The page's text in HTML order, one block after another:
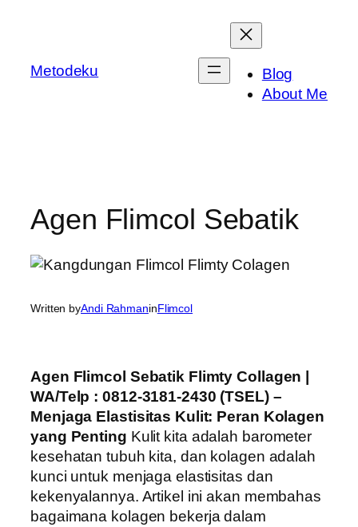
Metodeku
Blog
About Me
Agen Flimcol Sebatik
Written byAndi RahmaninFlimcol
Agen Flimcol Sebatik Flimty Collagen |
WA/Telp : 0812-3181-2430 (TSEL) –
Menjaga Elastisitas Kulit: Peran Kolagen
yang Penting Kulit kita adalah barometer
kesehatan tubuh kita, dan kolagen adalah
kunci untuk menjaga elastisitas dan
kekenyalannya. Artikel ini akan membahas
bagaimana kolagen bekerja dalam